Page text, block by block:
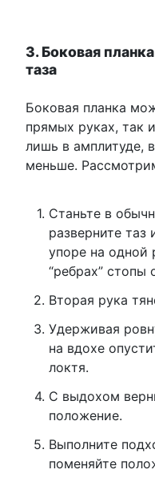
3. Боковая
таза
Боковая планка
прямых руках, так
лишь в амплитуде,
меньше.
Станьте в
разверните таз
упоре на одной
“ребрах” стопы
Вторая рука
Удерживая
на вдохе
локтя.
С выдохом
положение.
Выполните
поменяйте